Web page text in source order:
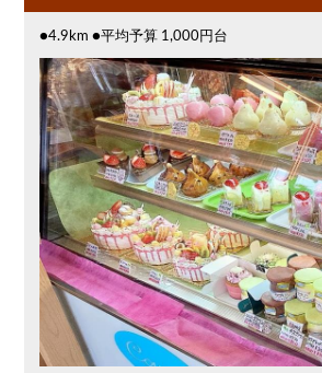
●4.9km ●平均予算 1,000円台